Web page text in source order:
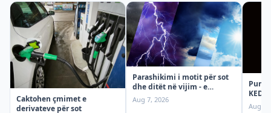
Caktohen çmimet e
derivateve për sot
Parashikimi i motit për sot
dhe ditët në vijim - e
premte
Aug 7, 2026
Aug 7,